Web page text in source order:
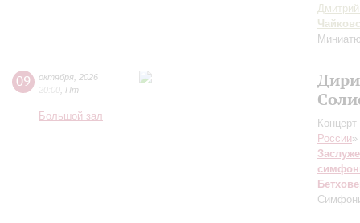
09 октября 2026
20:00 Пт
Большой зал
России»